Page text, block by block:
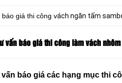
giá thi công vách ngăn tấm
vấn báo giá thi công làm vách
báo giá các hạng mục thi